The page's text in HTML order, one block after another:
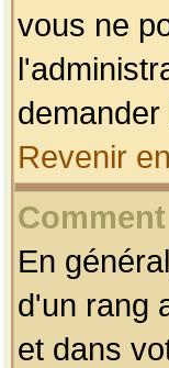
vous ne
Revenir
En
d'un rang
et dans